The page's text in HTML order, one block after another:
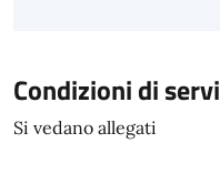
Condizioni di
Si vedano allegati